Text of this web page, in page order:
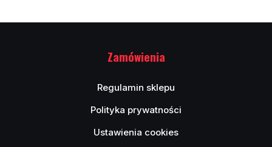
Zamówienia
Regulamin sklepu
Polityka prywatności
Ustawienia cookies